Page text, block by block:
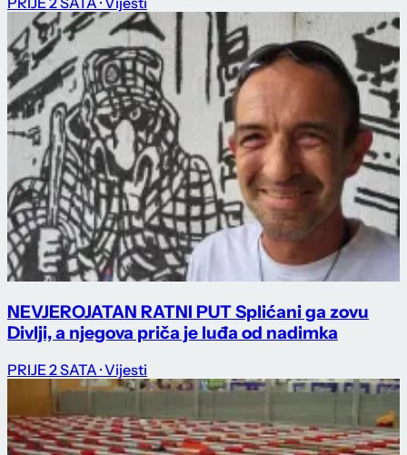
NEVJEROJATAN RATNI PUT Splićani ga zovu
Divlji, a njegova priča je luđa od nadimka
PRIJE 2 SATA · Vijesti